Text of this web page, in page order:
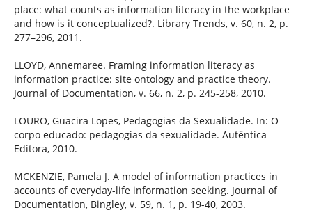
place: what counts as information literacy in the workplace
and how is it conceptualized?. Library Trends, v. 60, n. 2, p.
277–296, 2011.
LLOYD, Annemaree. Framing information literacy as
information practice: site ontology and practice theory.
Journal of Documentation, v. 66, n. 2, p. 245-258, 2010.
LOURO, Guacira Lopes, Pedagogias da Sexualidade. In: O
corpo educado: pedagogias da sexualidade. Autêntica
Editora, 2010.
MCKENZIE, Pamela J. A model of information practices in
accounts of everyday-life information seeking. Journal of
Documentation, Bingley, v. 59, n. 1, p. 19-40, 2003.